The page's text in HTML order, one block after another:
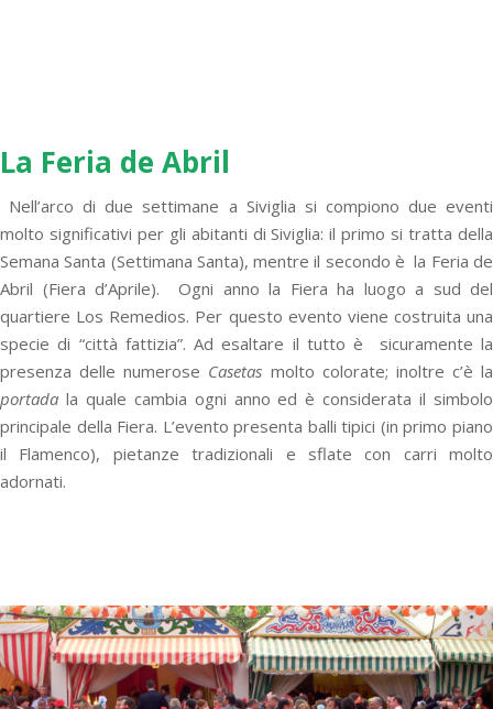
La Feria de Abril
Nell’arco di due settimane a Siviglia si compiono due eventi
molto significativi per gli abitanti di Siviglia: il primo si tratta della
Semana Santa (Settimana Santa), mentre il secondo è la Feria de
Abril (Fiera d’Aprile). Ogni anno la Fiera ha luogo a sud del
quartiere Los Remedios. Per questo evento viene costruita una
specie di “città fattizia”. Ad esaltare il tutto è sicuramente la
presenza delle numerose Casetas molto colorate; inoltre c’è la
portada la quale cambia ogni anno ed è considerata il simbolo
principale della Fiera. L’evento presenta balli tipici (in primo piano
il Flamenco), pietanze tradizionali e sflate con carri molto
adornati.